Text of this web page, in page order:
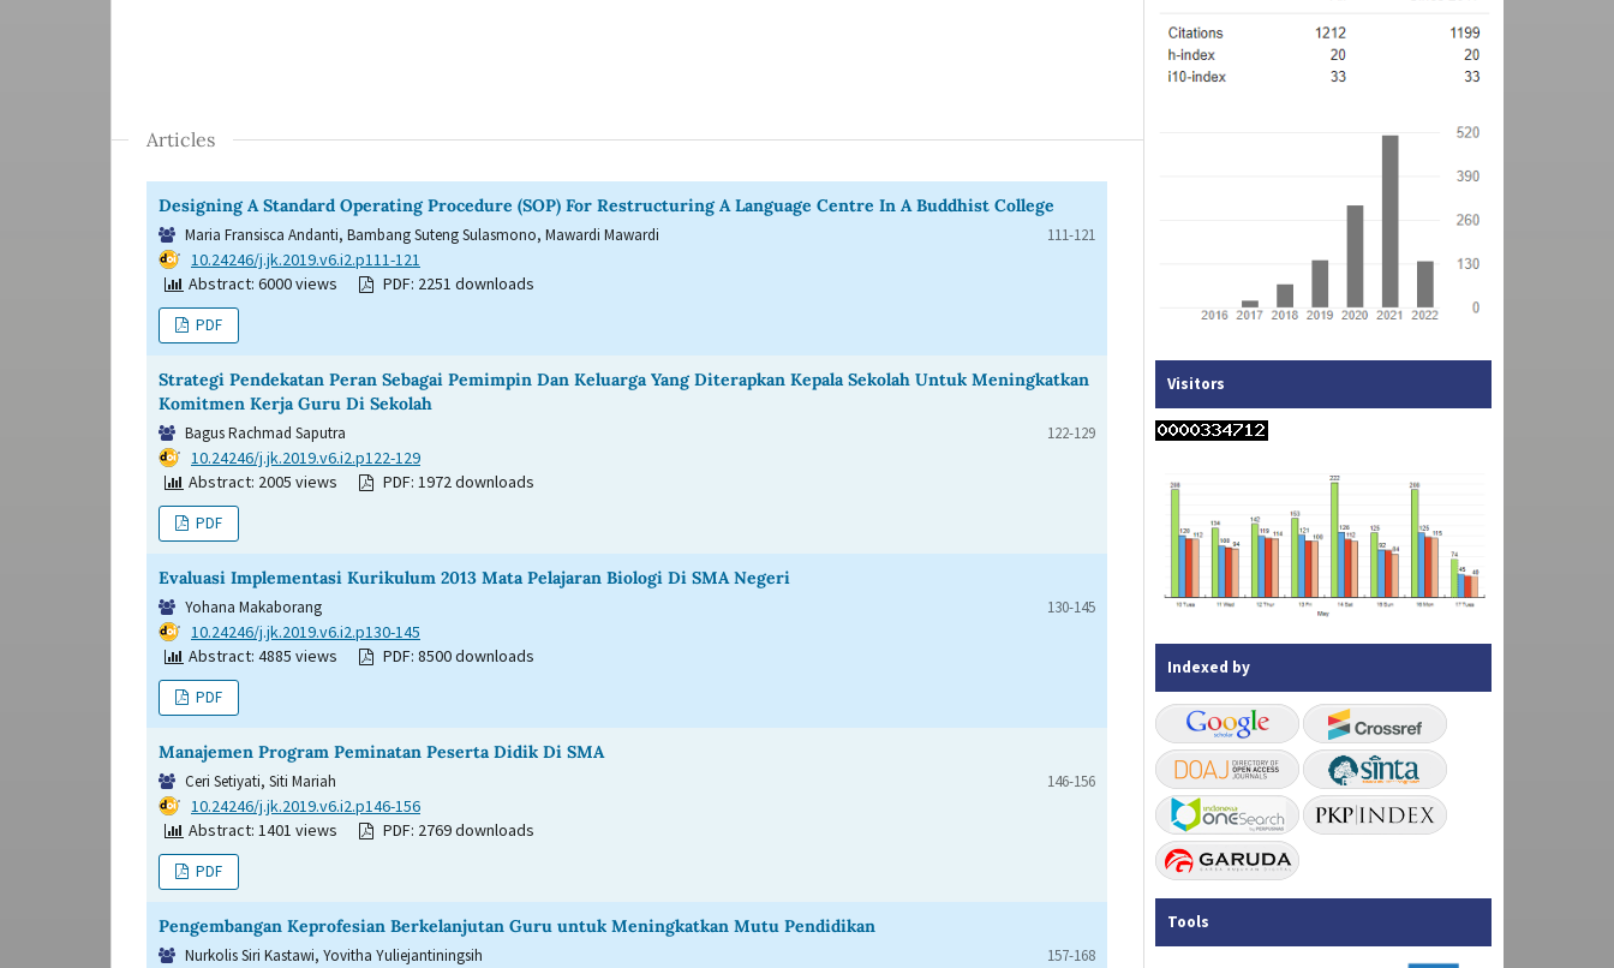
Articles
Designing A Standard Operating Procedure (SOP) For Restructuring A Language Centre In A Buddhist College
Maria Fransisca Andanti, Bambang Suteng Sulasmono, Mawardi Mawardi 111-121
DOI: 10.24246/j.jk.2019.v6.i2.p111-121
Abstract: 6000 views
PDF: 2251 downloads
PDF
Strategi Pendekatan Peran Sebagai Pemimpin Dan Keluarga Yang Diterapkan Kepala Sekolah Untuk Meningkatkan
Komitmen Kerja Guru Di Sekolah
Bagus Rachmad Saputra 122-129
DOI: 10.24246/j.jk.2019.v6.i2.p122-129
Abstract: 2005 views
PDF: 1972 downloads
PDF
Evaluasi Implementasi Kurikulum 2013 Mata Pelajaran Biologi Di SMA Negeri
Yohana Makaborang 130-145
DOI: 10.24246/j.jk.2019.v6.i2.p130-145
Abstract: 4885 views
PDF: 8500 downloads
PDF
Manajemen Program Peminatan Peserta Didik Di SMA
Ceri Setiyati, Siti Mariah 146-156
DOI: 10.24246/j.jk.2019.v6.i2.p146-156
Abstract: 1401 views
PDF: 2769 downloads
PDF
Pengembangan Keprofesian Berkelanjutan Guru untuk Meningkatkan Mutu Pendidikan
Nurkolis Siri Kastawi, Yovitha Yuliejantiningsih 157-168
Visitors
Indexed by
Tools